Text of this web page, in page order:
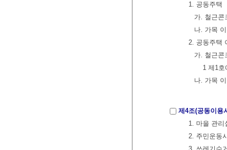
1. 공동주택
가. 철근콘
나. 가목
2. 공동주택
가. 철근콘
1 제1
나. 가목
제4조(공동이용
1. 마을 관리
2. 주민운동